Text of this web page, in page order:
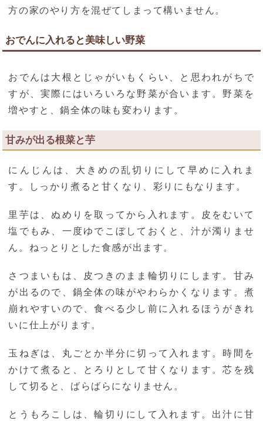
方の家のやり方を混ぜてしまって構いません。
おでんに入れると美味しい野菜
おでんは大根とじゃがいもくらい、と思われがちで
すが、実際にはいろいろな野菜が合います。野菜を
増やすと、鍋全体の味も変わります。
甘みが出る根菜と芋
にんじんは、大きめの乱切りにして早めに入れま
す。しっかり煮ると甘くなり、彩りにもなります。
里芋は、ぬめりを取ってから入れます。皮をむいて
塩でもみ、一度ゆでこぼしておくと、汁が濁りませ
ん。ねっとりとした食感が出ます。
さつまいもは、皮つきのまま輪切りにします。甘み
が出るので、鍋全体の味がやわらかくなります。煮
崩れやすいので、食べる少し前に入れるほうがきれ
いに仕上がります。
玉ねぎは、丸ごとか半分に切って入れます。時間を
かけて煮ると、とろりとして甘くなります。芯を残
して切ると、ばらばらになりません。
とうもろこしは、輪切りにして入れます。出汁に甘